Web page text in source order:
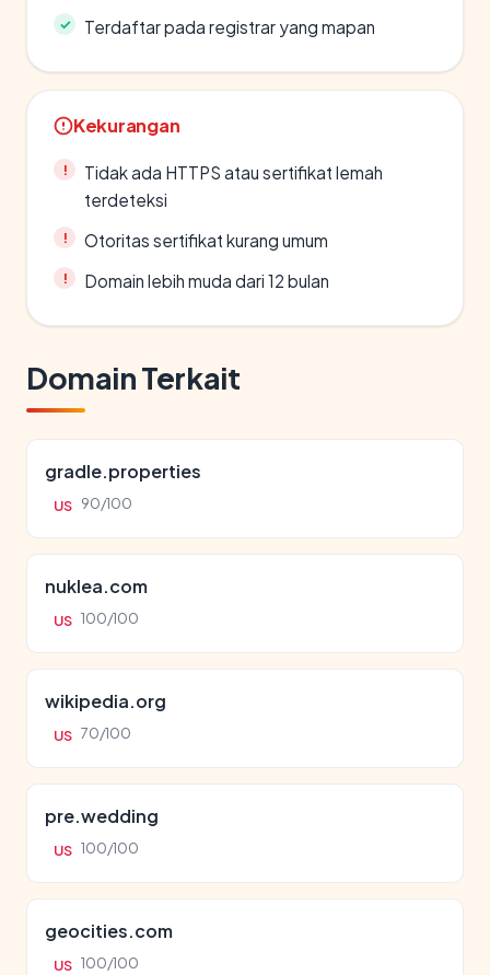
Terdaftar pada registrar yang mapan
Kekurangan
Tidak ada HTTPS atau sertifikat lemah
terdeteksi
Otoritas sertifikat kurang umum
Domain lebih muda dari 12 bulan
Domain Terkait
gradle.properties
US 90/100
nuklea.com
US 100/100
wikipedia.org
US 70/100
pre.wedding
US 100/100
geocities.com
US 100/100